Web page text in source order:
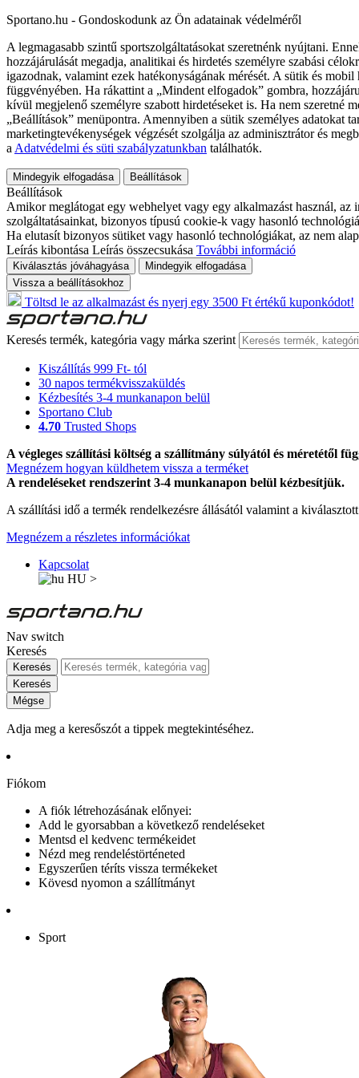
Sportano.hu - Gondoskodunk az Ön adatainak védelméről
A legmagasabb szintű sportszolgáltatásokat szeretnénk nyújtani.
hozzájárulását megadja, analitikai és hirdetés személyre szabási
igazodnak, valamint ezek hatékonyságának mérését. A sütik és
függvényében. Ha rákattint a „Mindent elfogadok” gombra,
kívül megjelenő személyre szabott hirdetéseket is. Ha nem szeretné
„Beállítások” menüpontra. Amennyiben a sütik személyes adatokat
marketingtevékenységek végzését szolgálja az adminisztrátor és
a Adatvédelmi és süti szabályzatunkban találhatók.
Mindegyik elfogadása Beállítások
Beállítások
Amikor meglátogat egy webhelyet vagy egy alkalmazást használ,
szolgáltatásainkat, bizonyos típusú cookie-k vagy hasonló
Ha elutasít bizonyos sütiket vagy hasonló technológiákat, az nem
Leírás kibontása Leírás összecsukása További információ
Kiválasztás jóváhagyása
Mindegyik elfogadása
Vissza a beállításokhoz
Töltsd le az alkalmazást és nyerj egy 3500 Ft értékű kuponkódot!
Keresés termék, kategória vagy márka szerint
Kiszállítás 999 Ft- tól
30 napos termékvisszaküldés
Kézbesítés 3-4 munkanapon belül
Sportano Club
4.70 Trusted Shops
A végleges szállítási költség a szállítmány súlyától és méretétől
Megnézem hogyan küldhetem vissza a terméket
A rendeléseket rendszerint 3-4 munkanapon belül kézbesítjük.
A szállítási idő a termék rendelkezésre állásától valamint a
Megnézem a részletes információkat
Kapcsolat
HU >
Nav switch
Keresés
Keresés
Keresés
Mégse
Adja meg a keresőszót a tippek megtekintéséhez.
Fiókom
A fiók létrehozásának előnyei:
Add le gyorsabban a következő rendeléseket
Mentsd el kedvenc termékeidet
Nézd meg rendeléstörténeted
Egyszerűen téríts vissza termékeket
Kövesd nyomon a szállítmányt
Sport